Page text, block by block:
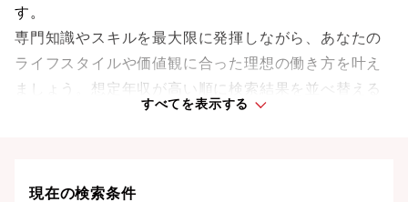
す。
専門知識やスキルを最大限に発揮しながら、あなたの
ライフスタイルや価値観に合った理想の働き方を叶え
ましょう。想定年収が高い順に検索結果を並べ替える
すべてを表示する
現在の検索条件